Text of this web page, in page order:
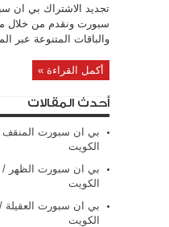
تجديد الاشتراك بي ان
سبورت ونقدم من خلال
والباقات المتنوعة عبر
أكمل القراءة »
أحدث المقالات
الكويت
الكويت
الكويت